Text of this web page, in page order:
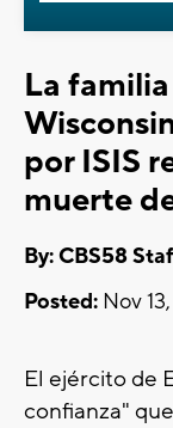
La
por ISIS
muerte
By: CBS58
Posted: Nov
El ejército de
confianza"